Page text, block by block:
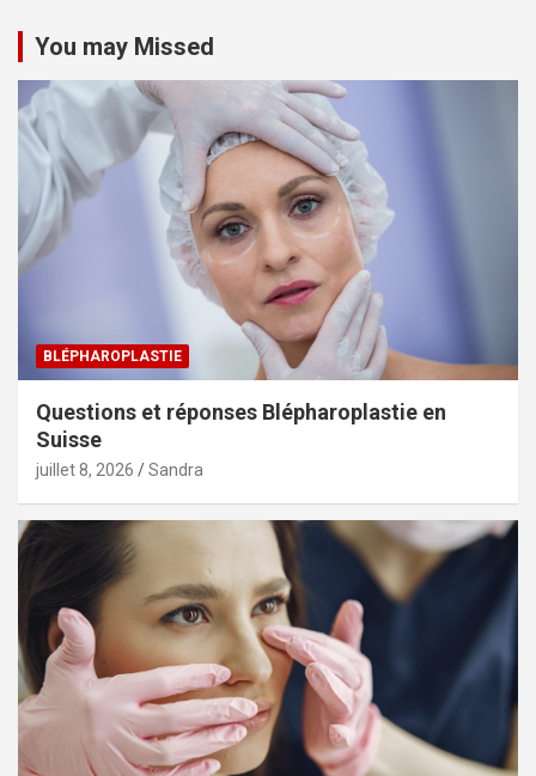
You may Missed
BLÉPHAROPLASTIE
Questions et réponses Blépharoplastie en
Suisse
juillet 8, 2026 Sandra